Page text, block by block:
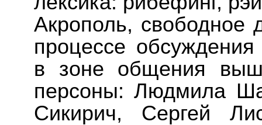
Акрополь, свободное
процессе
в зоне общения
персоны: Людмила
Сикирич, Сергей